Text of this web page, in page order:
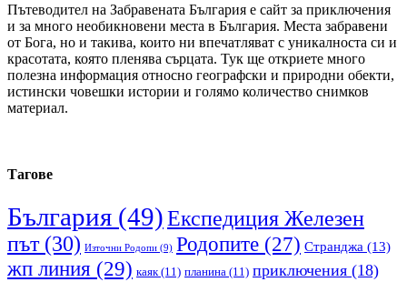
Пътеводител на Забравената България е сайт за приключения
и за много необикновени места в България. Места забравени
от Бога, но и такива, които ни впечатляват с уникалноста си и
красотата, която пленява сърцата. Тук ще откриете много
полезна информация относно географски и природни обекти,
истински човешки истории и голямо количество снимков
материал.
Тагове
България (49)Експедиция Железен
път(30) Източни Родопи (9) Родопите (27) Странджа (13)
жп линия (29) каяк(11) планина (11) приключения (18)